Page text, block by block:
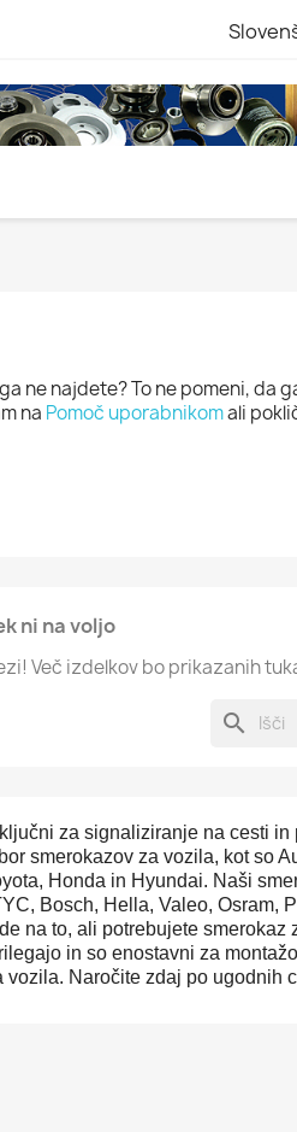
ne najdete? To ne pomeni, da
na Pomoč uporabnikomali
ni na voljo
Več izdelkov bo prikazanih
search
za signaliziranje na cesti in
smerokazov za vozila, kot so
Honda in Hyundai. Naši
Bosch, Hella, Valeo, Osram,
na to, ali potrebujete smerokaz
in so enostavni za
vozila. Naročite zdaj po ugodnih